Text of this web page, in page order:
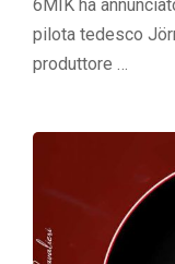
6MIK ha
pilota tedesco
produttore …